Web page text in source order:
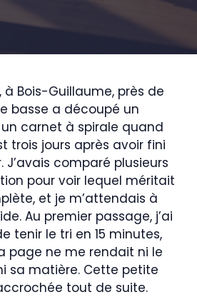
à Bois-Guillaume, près de
basse a découpé un
carnet à spirale quand
trois jours après avoir fini
J’avais comparé plusieurs
pour voir lequel méritait
et je m’attendais à
Au premier passage, j’ai
tenir le tri en 15 minutes,
page ne me rendait ni le
sa matière. Cette petite
tout de suite.